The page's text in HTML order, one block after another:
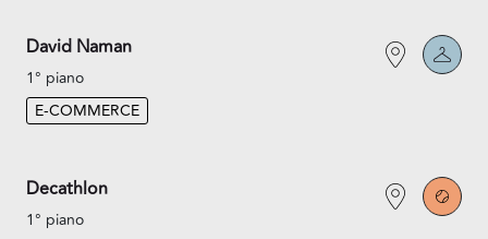
David Naman
1° piano
E-COMMERCE
Decathlon
1° piano